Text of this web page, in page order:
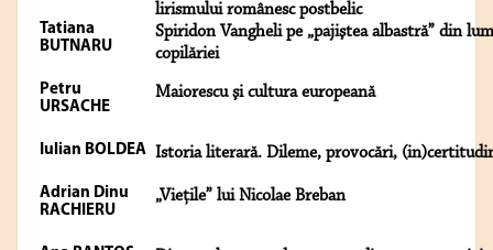
lirismului românesc postbelic
Tatiana
BUTNARU
Spiridon Vangheli pe „pajiştea albastră” din
copilăriei
Petru
URSACHE
Maiorescu şi cultura europeană
Iulian BOLDEA Istoria literară. Dileme, provocări,
Adrian Dinu
RACHIERU
„Vieţile” lui Nicolae Breban